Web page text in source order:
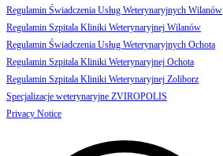
Regulamin Świadczenia Usług Weterynaryjnych Wilanów
Regulamin Szpitala Kliniki Weterynaryjnej Wilanów
Regulamin Świadczenia Usług Weterynaryjnych Ochota
Regulamin Szpitala Kliniki Weterynaryjnej Ochota
Regulamin Szpitala Kliniki Weterynaryjnej Zoliborz
Specjalizacje weterynaryjne ZVIROPOLIS
Privacy Notice